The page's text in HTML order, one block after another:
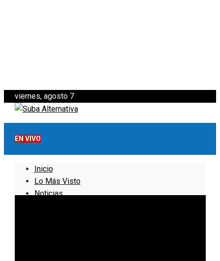
viernes, agosto 7
EN VIVO
Inicio
Lo Más Visto
Noticias